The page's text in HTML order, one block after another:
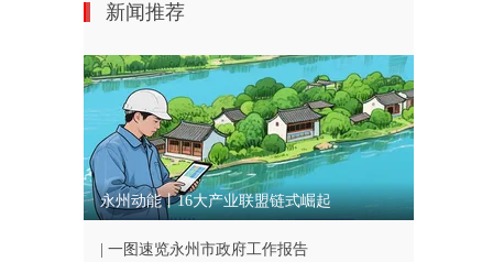
新闻推荐
永州动能丨16大产业联盟链式崛起
| 一图速览永州市政府工作报告